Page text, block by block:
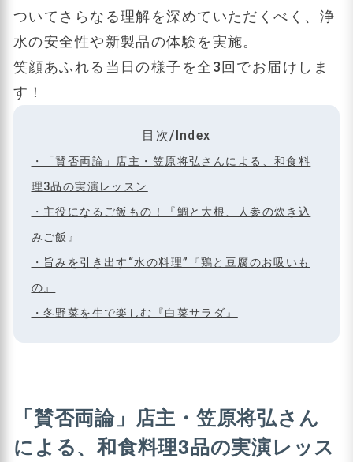
ついてさらなる理解を深めていただくべく、浄
水の安全性や新製品の体験を実施。
笑顔あふれる当日の様子を全3回でお届けしま
す！
目次/Index
・「賛否両論」店主・笠原将弘さんによる、和食料
理3品の実演レッスン
・主役になるご飯もの！『鯛と大根、人参の炊き込
みご飯』
・旨みを引き出す“水の料理”『鶏と豆腐のお吸いも
の』
・冬野菜を生で楽しむ『白菜サラダ』
「賛否両論」店主・笠原将弘さん
による、和食料理3品の実演レッス